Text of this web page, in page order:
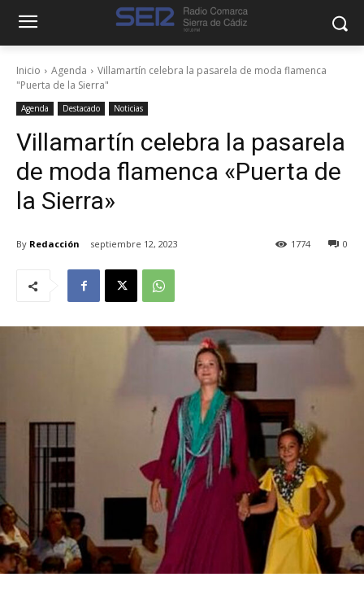
Inicio Agenda
Villamartín celebra la pasarela de moda flamenca
"Puerta de la Sierra"
Agenda Destacado Noticias
Villamartín celebra la pasarela
de moda flamenca «Puerta de
la Sierra»
By Redacción septiembre 12, 2023 0
1774